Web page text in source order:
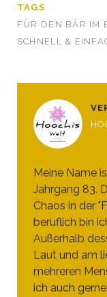
TAGS
FÜR DEN BÄR IM
SCHNELL &
Meine Name
Jahrgang 83.
Chaos in der
beruflich bin
Außerhalb
Laut und am
mehreren
ich auch